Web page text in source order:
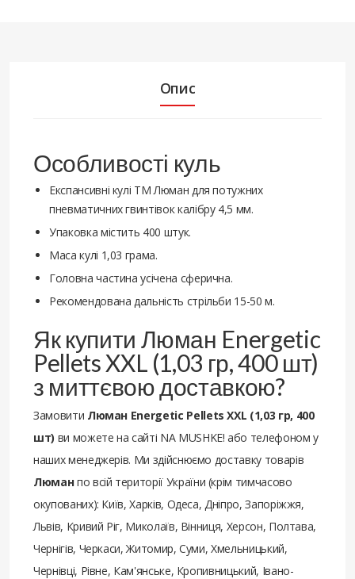
Опис
Особливості куль
Експансивні кулі ТМ Люман для потужних
пневматичних гвинтівок калібру 4,5 мм.
Упаковка містить 400 штук.
Маса кулі 1,03 грама.
Головна частина усічена сферична.
Рекомендована дальність стрільби 15-50 м.
Як купити Люман Energetic
Pellets XXL (1,03 гр, 400 шт)
з миттєвою доставкою?
Замовити Люман Energetic Pellets XXL (1,03 гр, 400
шт) ви можете на сайті NA MUSHKE! або телефоном у
наших менеджерів. Ми здійснюємо доставку товарів
Люманпо всій території України (крім тимчасово
окупованих): Київ, Харків, Одеса, Дніпро, Запоріжжя,
Львів, Кривий Ріг, Миколаїв, Вінниця, Херсон, Полтава,
Чернігів, Черкаси, Житомир, Суми, Хмельницький,
Чернівці, Рівне, Кам'янське, Кропивницький, Івано-